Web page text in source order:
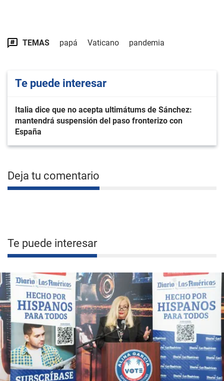
TEMAS papá Vaticano pandemia
Te puede interesar
Italia dice que no acepta ultimátums de Sánchez:
mantendrá suspensión del paso fronterizo con
España
Deja tu comentario
Te puede interesar